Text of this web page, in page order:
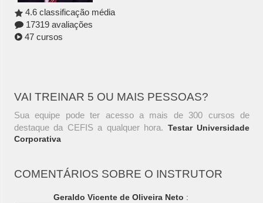
4.6 classificação média
17319 avaliações
47 cursos
VAI TREINAR 5 OU MAIS PESSOAS?
Sua equipe pode ter acesso a mais de 300 cursos de
destaque da CEFIS a qualquer hora. Testar Universidade
Corporativa
COMENTÁRIOS SOBRE O INSTRUTOR
Geraldo Vicente de Oliveira Neto :